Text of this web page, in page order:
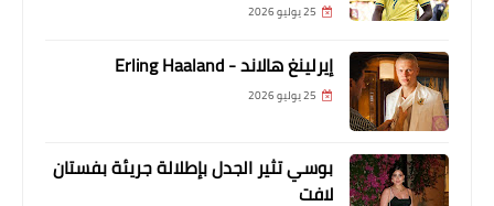
25 يوليو 2026
إيرلينغ هالاند - Erling Haaland
25 يوليو 2026
بوسي تثير الجدل بإطلالة جريئة بفستان
لافت